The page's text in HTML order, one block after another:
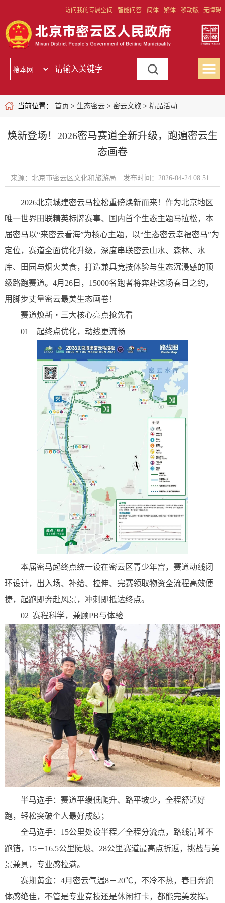
访问我的专属空间 智能问答 简体 繁体 移动版 无障碍
当前位置： 首页 > 生态密云> 密云文旅> 精品活动
焕新登场！2026密马赛道全新升级，跑遍密云生
态画卷
来源：北京市密云区文化和旅游局 发布时间：2026-04-24 08:51
2026北京城建密云马拉松重磅焕新而来！作为北京地区
唯一世界田联精英标牌赛事、国内首个生态主题马拉松，本
届密马以“来密云看海”为核心主题，以“生态密云幸福密马”为
定位，赛道全面优化升级，深度串联密云山水、森林、水
库、田园与烟火美食，打造兼具竞技体验与生态沉浸感的顶
级路跑赛道。4月26日，15000名跑者将奔赴这场春日之约，
用脚步丈量密云最美生态画卷！
赛道焕新・三大核心亮点抢先看
01 起终点优化，动线更流畅
本届密马起终点统一设在密云区青少年宫，赛道动线闭
环设计，出入场、补给、拉伸、完赛领取物资全流程高效便
捷，起跑即奔赴风景，冲刺即抵达终点。
02 赛程科学，兼顾PB与体验
半马选手：赛道平缓低爬升、路平坡少，全程舒适好
跑，轻松突破个人最好成绩；
全马选手：15公里处设半程／全程分流点，路线清晰不
跑错，15－16.5公里陡坡、28公里赛道最高点折返，挑战与美
景兼具，专业感拉满。
赛期黄金：4月密云气温8－20℃，不冷不热，春日奔跑
体感绝佳，不管是专业竞技还是休闲打卡，都能完美发挥。